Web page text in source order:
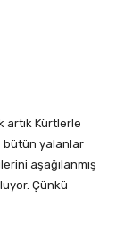
artık Kürtlerle
bütün yalanlar
aşağılanmış
Çünkü